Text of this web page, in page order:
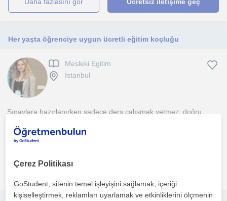
Her yaşta öğrenciye uygun ücretli eğitim koçluğu
Mesleki Egitim
İstanbul
Sınavlara hazırlanırken sadece ders çalışmak yetmez; doğru
1. ders ücretsiz
Çerez Politikası
GoStudent, sitenin temel işleyişini sağlamak, içeriği
kişiselleştirmek, reklamları uyarlamak ve etkinliklerini ölçmenin